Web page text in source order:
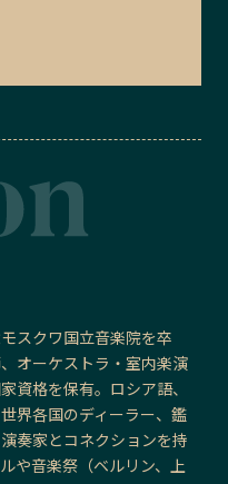
スクワ国立音楽院を卒
オーケストラ・室内楽演
資格を保有。ロシア語、
界各国のディーラー、鑑
奏家とコネクションを持
や音楽祭（ベルリン、上